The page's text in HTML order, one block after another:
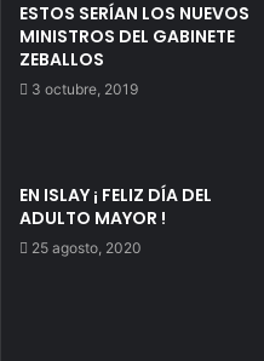
ESTOS SERÍAN LOS NUEVOS
MINISTROS DEL GABINETE
ZEBALLOS
3 octubre, 2019
EN ISLAY ¡ FELIZ DÍA DEL
ADULTO MAYOR !
25 agosto, 2020